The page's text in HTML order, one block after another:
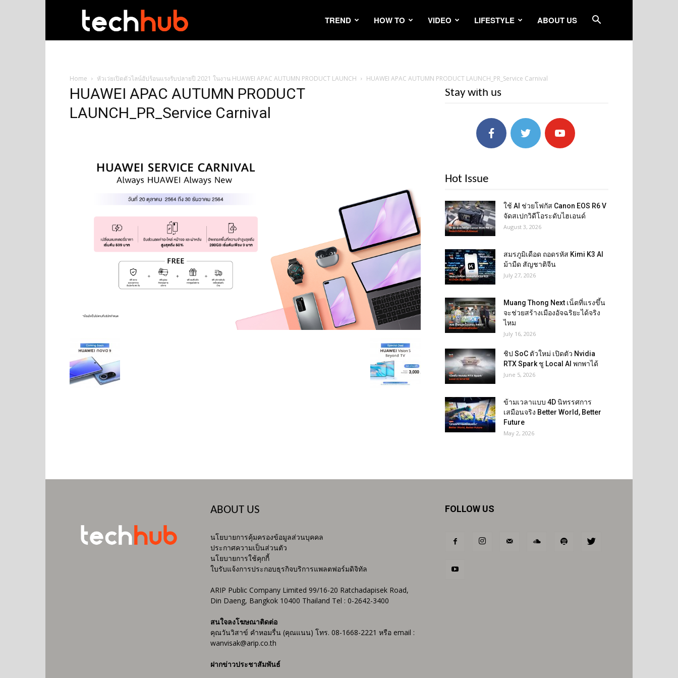
TREND HOW TO VIDEO LIFESTYLE ABOUT US
Home หัวเว่ยเปิดตัวไลน์อัปร้อนแรงรับปลายปี 2021 ในงาน HUAWEI APAC AUTUMN PRODUCT LAUNCH HUAWEI APAC AUTUMN PRODUCT LAUNCH_PR_Service Carnival
HUAWEI APAC AUTUMN PRODUCT
LAUNCH_PR_Service Carnival
Stay with us
Hot Issue
ใช้ AI ช่วยโฟกัส Canon EOS R6 V
จัดสเปกวิดีโอระดับไฮเอนด์
August 3, 2026
สมรภูมิเดือด ถอดรหัส Kimi K3 AI
ม้ามืด สัญชาติจีน
July 27, 2026
Muang Thong Next เน็ตที่แรงขึ้น
จะช่วยสร้างเมืองอัจฉริยะได้จริง
ไหม
July 16, 2026
ชิป SoC ตัวใหม่ เปิดตัว Nvidia
RTX Spark ชู Local AI พกพาได้
June 5, 2026
ข้ามเวลาแบบ 4D นิทรรศการ
เสมือนจริง Better World, Better
Future
May 2, 2026
ABOUT US
นโยบายการคุ้มครองข้อมูลส่วนบุคคล
ประกาศความเป็นส่วนตัว
นโยบายการใช้คุกกี้
ใบรับแจ้งการประกอบธุรกิจบริการแพลตฟอร์มดิจิทัล
ARIP Public Company Limited 99/16-20 Ratchadapisek Road,
Din Daeng, Bangkok 10400 Thailand Tel : 0-2642-3400
สนใจลงโฆษณาติดต่อ
คุณวันวิสาข์ คำหอมรื่น (คุณแนน) โทร. 08-1668-2221 หรือ email :
wanvisak@arip.co.th
ฝากข่าวประชาสัมพันธ์
FOLLOW US